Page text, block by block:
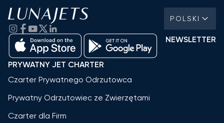
POLSKI
NEWSLETTER
PRYWATNY JET CHARTER
Czarter Prywatnego Odrzutowca
Prywatny Odrzutowiec ze Zwierzętami
Czarter dla Firm